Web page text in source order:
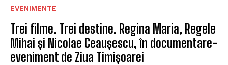
EVENIMENTE
Trei filme. Trei destine. Regina Maria, Regele
Mihai și Nicolae Ceaușescu, în documentare-
eveniment de Ziua Timișoarei